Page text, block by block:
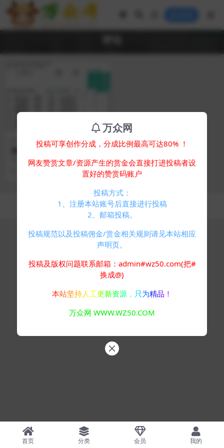
免费专区 软件工具
巅峰小红书作品评论采集工具
v1.35
提醒：软件运行时电脑或360安全
卫士可能会报毒(不一定是有病毒)，
0
Copyright © 2024万众网- All rights reserved
浙ICP备05025058号-4
首页 分类 会员 我的
万众网
投稿可享创作分成，分成比例最高可达80% ！
网友赞赏文章/资源产生的赏金会直接打进投稿者设
置好的赞赏码账户
投稿方式：
1、注册本站账号后直接进行投稿
2、邮箱投稿。
投稿规范以及投稿佣金/赏金相关规则请见本站相应
声明页。
投稿及版权问题联系邮箱：admin#wz50.com(把#
换成@)
本站坚持人工更新资源，只为精品！
万众网 WWW.WZ50.COM